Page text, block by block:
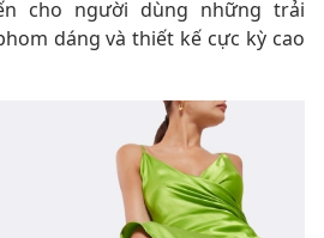
cho người dùng những trải
dáng và thiết kế cực kỳ cao